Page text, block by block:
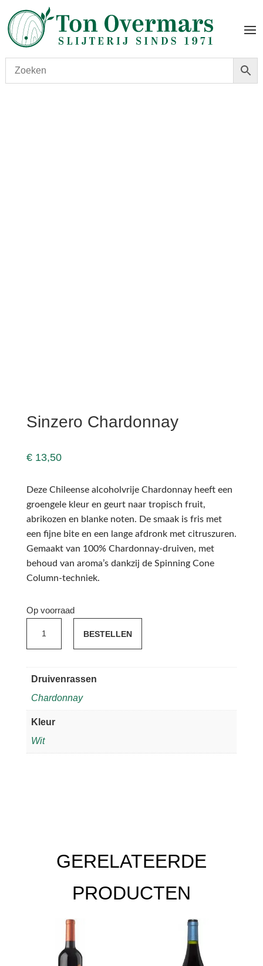
Sinzero Chardonnay
€13,50
Deze Chileense alcoholvrije Chardonnay heeft een
groengele kleur en geurt naar tropisch fruit,
abrikozen en blanke noten. De smaak is fris met
een fijne bite en een lange afdronk met citruszuren.
Gemaakt van 100% Chardonnay-druiven, met
behoud van aroma’s dankzij de Spinning Cone
Column-techniek.
Op voorraad
Chardonnay
BESTELLEN
Druivenrassen
Chardonnay
Kleur
Wit
GERELATEERDE
PRODUCTEN